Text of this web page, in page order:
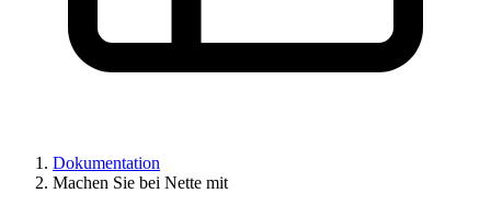
Dokumentation
Machen Sie bei Nette mit